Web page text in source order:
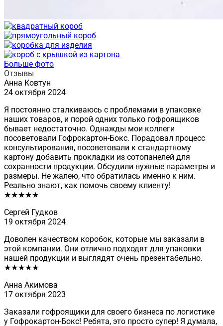
Больше фото
Отзывы
Анна Ковтун
24 октября 2024
Я постоянно сталкиваюсь с проблемами в упаковке
наших товаров, и порой одних только гофроящиков
бывает недостаточно. Однажды мои коллеги
посоветовали Гофрокартон-Бокс. Порадовал процесс
консультирования, посоветовали к стандартному
картону добавить прокладки из сотопанелей для
сохранности продукции. Обсудили нужные параметры и
размеры. Не жалею, что обратилась именно к ним.
Реально знают, как помочь своему клиенту!
★★★★★
Сергей Гудков
19 октября 2024
Доволен качеством коробок, которые мы заказали в
этой компании. Они отлично подходят для упаковки
нашей продукции и выглядят очень презентабельно.
★★★★★
Анна Акимова
17 октября 2023
Заказали гофроящики для своего бизнеса по логистике
у Гофрокартон-Бокс! Ребята, это просто супер! Я думала,